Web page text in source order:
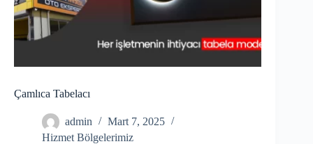
Çamlıca Tabelacı
admin
Mart 7, 2025
Hizmet Bölgelerimiz